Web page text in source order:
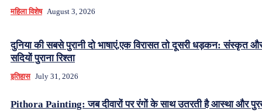
महिला विशेष August 3, 2026
दुनिया की सबसे पुरानी दो भाषाएं,एक विरासत तो दूसरी धड़कन: संस्कृत
सदियों पुराना रिश्ता
इतिहास July 31, 2026
Pithora Painting: जब दीवारों पर रंगों के साथ उतरती है आस्था और